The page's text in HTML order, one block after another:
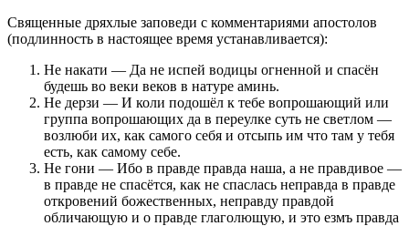
Священные дряхлые заповеди с комментариями апостолов
(подлинность в настоящее время устанавливается):
Не накати — Да не испей водицы огненной и спасён
будешь во веки веков в натуре аминь.
Не дерзи — И коли подошёл к тебе вопрошающий или
группа вопрошающих да в переулке суть не светлом —
возлюби их, как самого себя и отсыпь им что там у тебя
есть, как самому себе.
Не гони — Ибо в правде правда наша, а не правдивое —
в правде не спасётся, как не спаслась неправда в правде
откровений божественных, неправду правдой
обличающую и о правде глаголющую, и это езмъ правда